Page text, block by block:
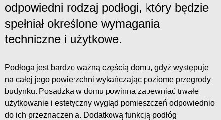
odpowiedni rodzaj podłogi, który będzie
spełniał określone wymagania
techniczne i użytkowe.
Podłoga jest bardzo ważną częścią domu, gdyż występuje
na całej jego powierzchni wykańczając poziome przegrody
budynku. Posadzka w domu powinna zapewniać trwałe
użytkowanie i estetyczny wygląd pomieszczeń odpowiednio
do ich przeznaczenia. Dodatkową funkcją podłóg